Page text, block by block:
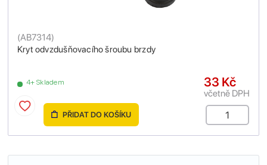
Kryt odvzdušňovacího šroubu brzdy
(AB7314)
4+ Skladem 33 Kč
včetně DPH
PŘIDAT DO KOŠÍKU